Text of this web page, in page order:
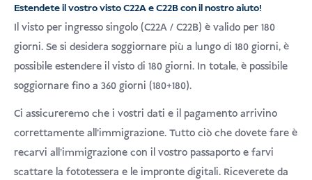
Estendete il vostro visto C22A e C22B con il nostro aiuto!
Il visto per ingresso singolo (C22A / C22B) è valido per 180
giorni. Se si desidera soggiornare più a lungo di 180 giorni, è
possibile estendere il visto di 180 giorni. In totale, è possibile
soggiornare fino a 360 giorni (180+180).
Ci assicureremo che i vostri dati e il pagamento arrivino
correttamente all'immigrazione. Tutto ciò che dovete fare è
recarvi all'immigrazione con il vostro passaporto e farvi
scattare la fototessera e le impronte digitali. Riceverete da
USD